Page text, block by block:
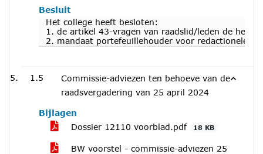
Besluit
Het college heeft besloten:
1. de artikel 43-vragen van raadslid/leden de heer
2. mandaat portefeuillehouder voor redactionele
1.5
Commissie-adviezen ten behoeve van de
raadsvergadering van 25 april 2024
Bijlagen
Dossier 12110 voorblad.pdf
18 KB
BW voorstel - commissie-adviezen 25